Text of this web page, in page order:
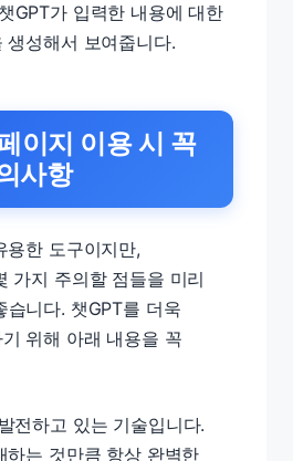
GPT가 입력한 내용에 대한
생성해서 보여줍니다.
이지 이용 시 꼭
사항
용한 도구이지만,
가지 주의할 점들을 미리
습니다. 챗GPT를 더욱
위해 아래 내용을 꼭
전하고 있는 기술입니다.
하는 것만큼 항상 완벽한